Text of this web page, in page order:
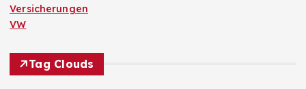
Versicherungen
VW
Tag Clouds